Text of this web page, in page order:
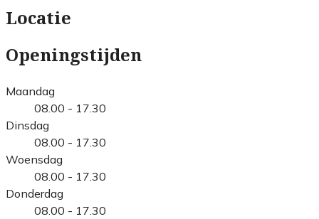
Locatie
Openingstijden
Maandag
08.00 - 17.30
Dinsdag
08.00 - 17.30
Woensdag
08.00 - 17.30
Donderdag
08.00 - 17.30